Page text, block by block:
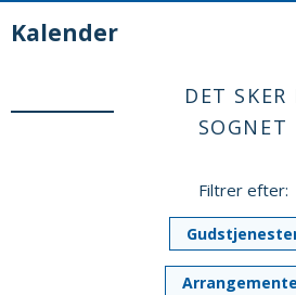
Kalender
DET SKER
SOGNET
Filtrer efter: